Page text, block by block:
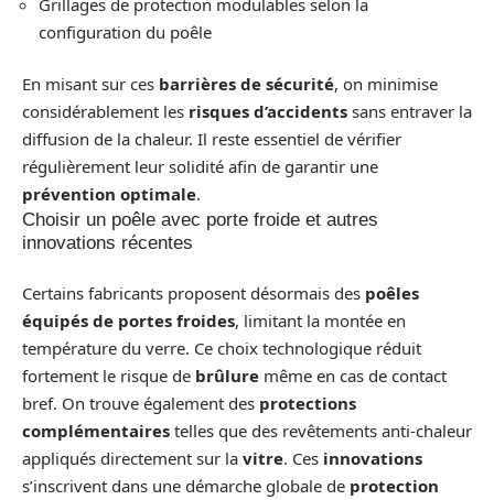
configuration du poêle
En misant sur ces barrières de sécurité, on minimise
considérablement les risques d’accidents sans entraver la
diffusion de la chaleur. Il reste essentiel de vérifier
régulièrement leur solidité afin de garantir une
prévention optimale.
Choisir un poêle avec porte froide et autres
innovations récentes
Certains fabricants proposent désormais des poêles
équipés de portes froides, limitant la montée en
température du verre. Ce choix technologique réduit
fortement le risque de brûlure même en cas de contact
bref. On trouve également des protections
complémentaires telles que des revêtements anti-chaleur
appliqués directement sur la vitre. Ces innovations
s’inscrivent dans une démarche globale de protection